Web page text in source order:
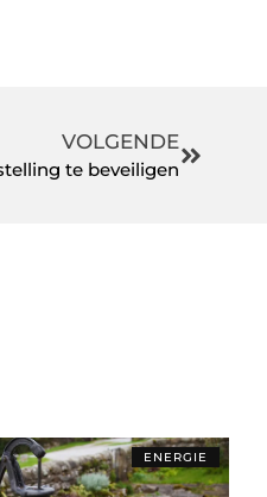
VOLGENDE
te beveiligen
ENERGIE